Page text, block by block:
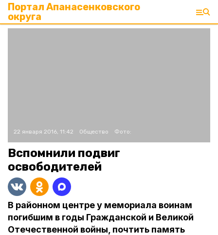
Портал Апанасенковского
округа
22 января 2016, 11:42 Общество Фото:
Вспомнили подвиг
освободителей
В районном центре у мемориала воинам
погибшим в годы Гражданской и Великой
Отечественной войны, почтить память